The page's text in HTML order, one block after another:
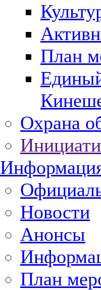
План
Охрана
Новости
Анонсы
План